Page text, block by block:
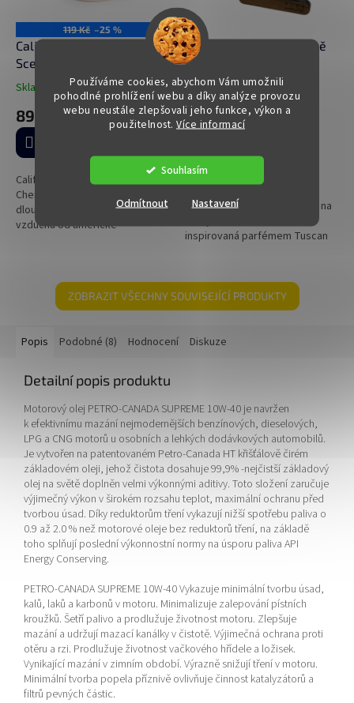
Používáme cookies, abychom Vám umožnili
pohodlné prohlížení webu a díky analýze provozu
webu neustále zlepšovali jeho funkce, výkon a
použitelnost. Více informací
Souhlasím
Nastavení
Odmítnout
119 Kč –25 %
California Scents Car
Scents Coronado Cherry -
Višeň
Průměrné
hodnocení
produktu
je
5,0
5
hvězdiček.
Skladem (>5 ks)
89 Kč
California Car scents Coronado
Cherry - Višeň: Intenzivní a
dlouhotrvající osvěžovače
vzduchu od americké
Smell of Life VIBE - vůně
do auta Tuscan Leather
Na centrálním skladě
390 Kč
DETAIL
LEATHER – luxusní vůně kůže na
inspirovaná parfémem Tuscan
ZOBRAZIT VŠECHNY SOUVISEJÍCÍ PRODUKTY
Popis Podobné (8) Hodnocení Diskuze
Detailní popis produktu
Motorový olej PETRO-CANADA SUPREME 10W-40 je navržen
k efektivnímu mazání nejmodernějších benzínových, dieselových,
LPG a CNG motorů u osobních a lehkých dodávkových automobilů.
Je vytvořen na patentovaném Petro-Canada HT křišťálově čirém
základovém oleji, jehož čistota dosahuje 99,9% -nejčistší základový
olej na světě doplněn velmi výkonnými aditivy. Toto složení zaručuje
výjimečný výkon v širokém rozsahu teplot, maximální ochranu před
tvorbou úsad. Díky reduktorům tření vykazují nižší spotřebu paliva o
0.9 až 2.0 % než motorové oleje bez reduktorů tření, na základě
toho splňují poslední výkonnostní normy na úsporu paliva API
Energy Conserving.
PETRO-CANADA SUPREME 10W-40 Vykazuje minimální tvorbu úsad,
kalů, laků a karbonů v motoru. Minimalizuje zalepování pístních
kroužků. Šetří palivo a prodlužuje životnost motoru. Zlepšuje
mazání a udržují mazací kanálky v čistotě. Výjimečná ochrana proti
otěru a rzi. Prodlužuje životnost vačkového hřídele a ložisek.
Vynikající mazání v zimním období. Výrazně snižují tření v motoru.
Minimální tvorba popela příznivě ovlivňuje činnost katalyzátorů a
filtrů pevných částic.